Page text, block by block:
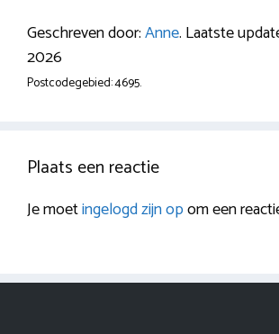
Geschreven door:Anne. Laatste
2026
Postcodegebied: 4695.
Plaats een reactie
Je moetingelogd zijn opom een